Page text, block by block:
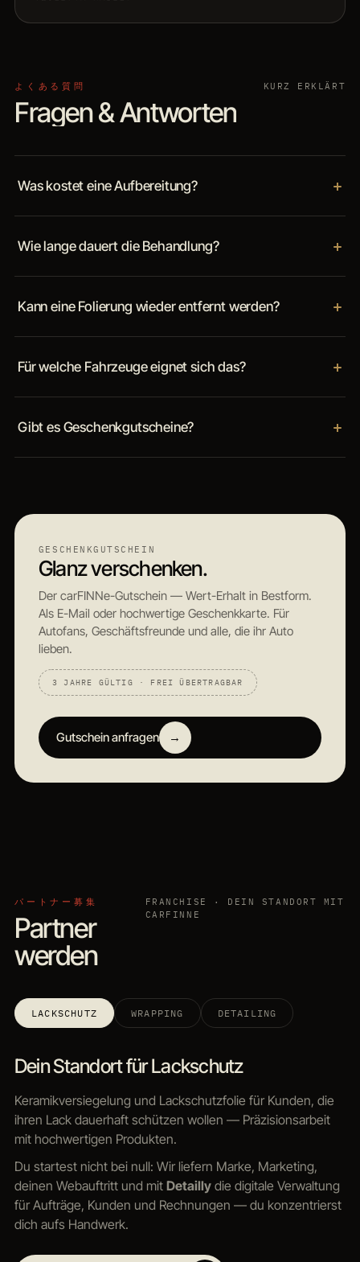
よくある質問
Fragen & Antworten
KURZ ERKLÄRT
Was kostet eine Aufbereitung?
Wie lange dauert die Behandlung?
Kann eine Folierung wieder entfernt werden?
Für welche Fahrzeuge eignet sich das?
Gibt es Geschenkgutscheine?
GESCHENKGUTSCHEIN
Glanz verschenken.
Der carFINNe-Gutschein — Wert-Erhalt in Bestform.
Als E-Mail oder hochwertige Geschenkkarte. Für
Autofans, Geschäftsfreunde und alle, die ihr Auto
lieben.
3 JAHRE GÜLTIG · FREI ÜBERTRAGBAR
Gutschein anfragen →
パートナー募集
Partner
werden
FRANCHISE · DEIN STANDORT MIT
CARFINNE
LACKSCHUTZ WRAPPING DETAILING
Dein Standort für Lackschutz
Keramikversiegelung und Lackschutzfolie für Kunden, die
ihren Lack dauerhaft schützen wollen — Präzisionsarbeit
mit hochwertigen Produkten.
Du startest nicht bei null: Wir liefern Marke, Marketing,
deinen Webauftritt und mit Detaillydie digitale Verwaltung
für Aufträge, Kunden und Rechnungen — du konzentrierst
dich aufs Handwerk.